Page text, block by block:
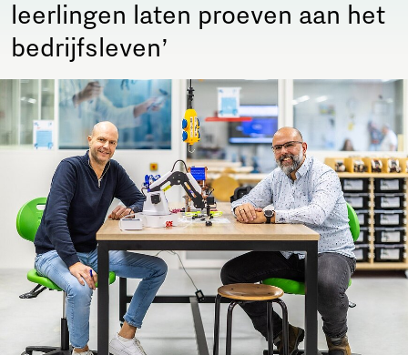
leerlingen laten proeven aan het
bedrijfsleven’